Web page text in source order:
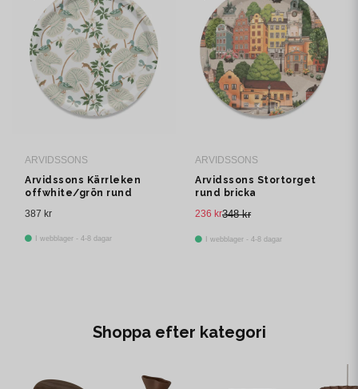
ARVIDSSONS
Arvidssons Kärrleken
offwhite/grön rund
387 kr
I webblager - 4-8 dagar
ARVIDSSONS
Arvidssons Stortorget
rund bricka
348 kr
236 kr
I webblager - 4-8 dagar
Shoppa efter kategori